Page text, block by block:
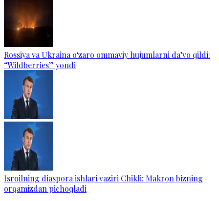
Rossiya va Ukraina o‘zaro ommaviy hujumlarni da’vo qildi:
“Wildberries” yondi
Isroilning diaspora ishlari vaziri Chikli: Makron bizning
orqamizdan pichoqladi